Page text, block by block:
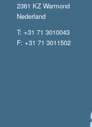
2361 KZ Warmond
Nederland
T: +31 71 3010043
F: +31 71 3011502